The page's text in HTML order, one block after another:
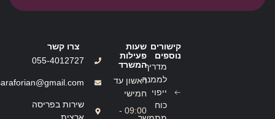
קישורים
נוספים
מדריך
לממנה
ייפוי
כוח
שעות
פעילות
המשרד
ראשון עד
חמישי
09:00 -
צרו קשר
055-4012727
שירות בפריסה